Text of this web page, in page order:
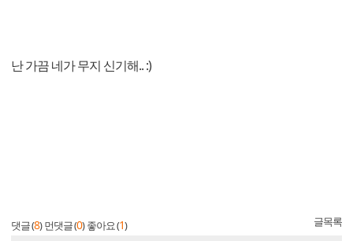
난 가끔 네가 무지 신기해.. :)
댓글 (8) 먼댓글 (0) 좋아요 (1) 글목록